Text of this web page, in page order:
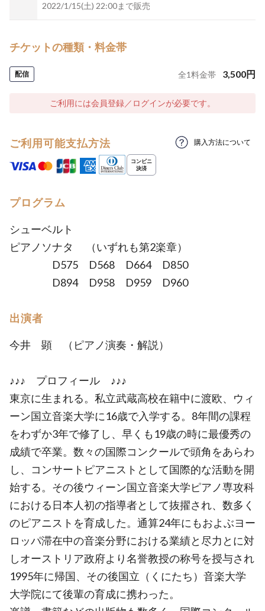
2022/1/15(土) 22:00まで販売
チケットの種類・料金帯
配信 全1料金帯 3,500円
ご利用には会員登録／ログインが必要です。
ご利用可能支払方法 購入方法について
プログラム
シューベルト
ピアノソナタ （いずれも第2楽章）
D575 D568 D664 D850
D894 D958 D959 D960
出演者
今井 顕 （ピアノ演奏・解説）
♪♪♪ プロフィール ♪♪♪
東京に生まれる。私立武蔵高校在籍中に渡欧、ウィ
ーン国立音楽大学に16歳で入学する。8年間の課程
をわずか3年で修了し、早くも19歳の時に最優秀の
成績で卒業。数々の国際コンクールで頭角をあらわ
し、コンサートピアニストとして国際的な活動を開
始する。その後ウィーン国立音楽大学ピアノ専攻科
における日本人初の指導者として抜擢され、数多く
のピアニストを育成した。通算24年にもおよぶヨー
ロッパ滞在中の音楽分野における業績と尽力とに対
しオーストリア政府より名誉教授の称号を授与され
1995年に帰国、その後国立（くにたち）音楽大学
大学院にて後輩の育成に携わった。